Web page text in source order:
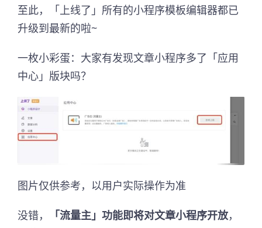
至此，「上线了」所有的小程序模板编辑器都已
升级到最新的啦~
一枚小彩蛋：大家有发现文章小程序多了「应用
中心」版块吗？
图片仅供参考，以用户实际操作为准
没错， 「流量主」功能即将对文章小程序开放，